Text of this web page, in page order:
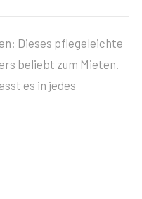
Dieses pflegeleichte
beliebt zum Mieten.
es in jedes